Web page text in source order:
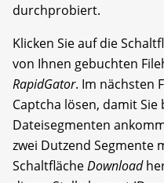
durchprobiert.
Klicken Sie auf die
von Ihnen gebuchten
RapidGator. Im nächsten
Captcha lösen, damit
Dateisegmenten
zwei Dutzend Segmente
SchaltflächeDownload